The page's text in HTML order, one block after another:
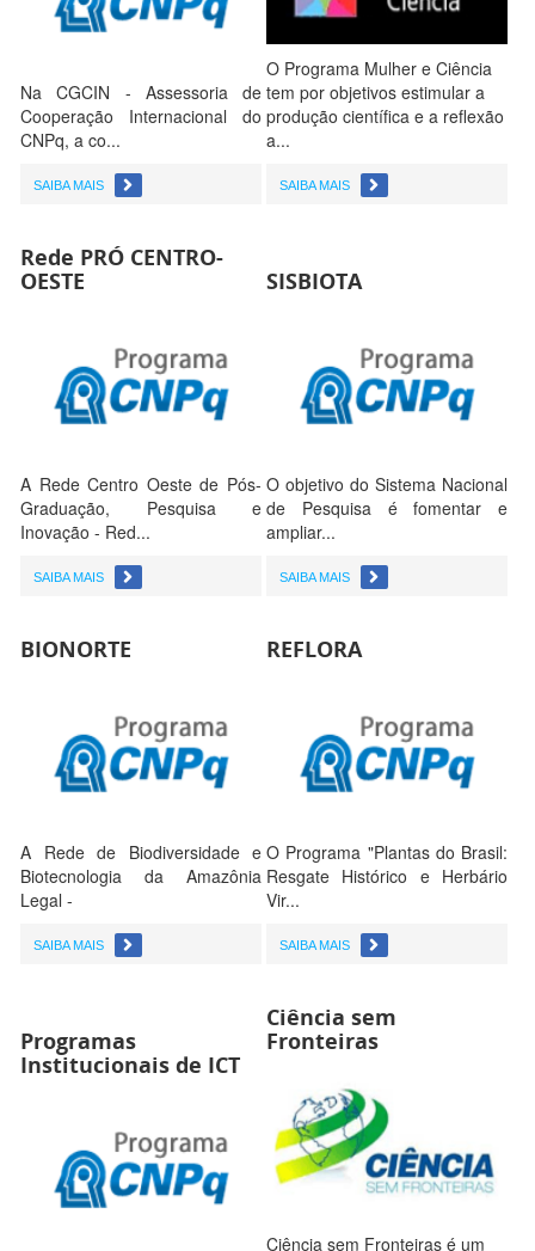
Na CGCIN - Assessoria de
Cooperação Internacional do
CNPq, a co...
SAIBA MAIS
O Programa Mulher e Ciência
tem por objetivos estimular a
produção científica e a reflexão
a...
SAIBA MAIS
Rede PRÓ CENTRO-
OESTE
A Rede Centro Oeste de Pós-
Graduação, Pesquisa e
Inovação - Red...
SAIBA MAIS
SISBIOTA
O objetivo do Sistema Nacional
de Pesquisa é fomentar e
ampliar...
SAIBA MAIS
BIONORTE
A Rede de Biodiversidade e
Biotecnologia da Amazônia
Legal -
SAIBA MAIS
REFLORA
O Programa "Plantas do Brasil:
Resgate Histórico e Herbário
Vir...
SAIBA MAIS
Programas
Institucionais de ICT
Ciência sem
Fronteiras
Ciência sem Fronteiras é um